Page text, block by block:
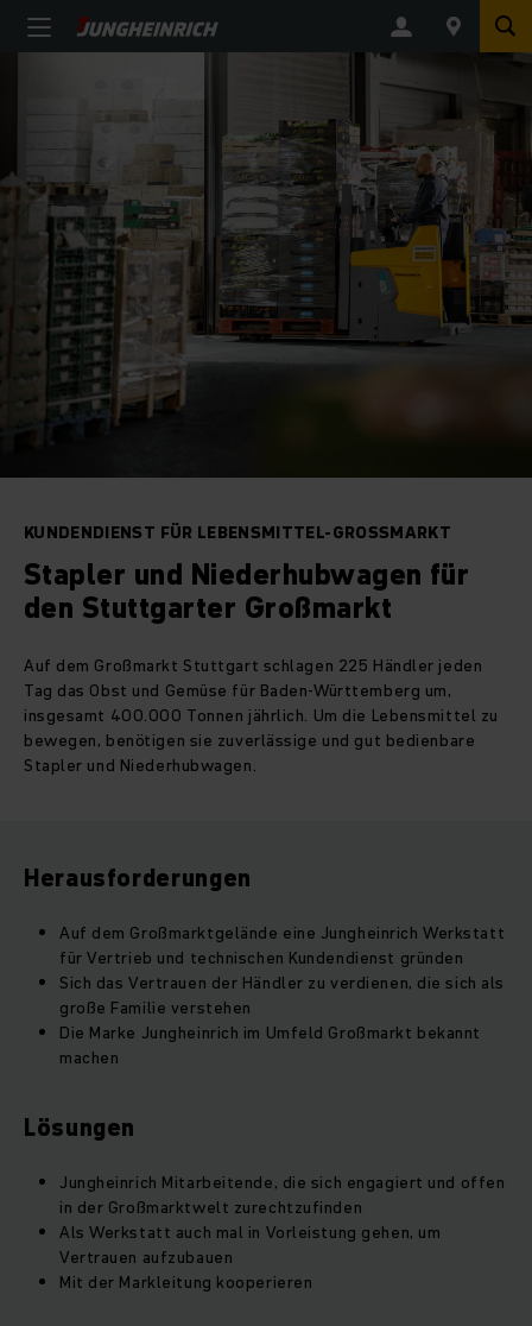
KUNDENDIENST FÜR LEBENSMITTEL-GROSSMARKT
Stapler und Niederhubwagen für
den Stuttgarter Großmarkt
Auf dem Großmarkt Stuttgart schlagen 225 Händler jeden
Tag das Obst und Gemüse für Baden-Württemberg um,
insgesamt 400.000 Tonnen jährlich. Um die Lebensmittel zu
bewegen, benötigen sie zuverlässige und gut bedienbare
Stapler und Niederhubwagen.
Herausforderungen
Auf dem Großmarktgelände eine Jungheinrich Werkstatt
für Vertrieb und technischen Kundendienst gründen
Sich das Vertrauen der Händler zu verdienen, die sich als
große Familie verstehen
Die Marke Jungheinrich im Umfeld Großmarkt bekannt
machen
Lösungen
Jungheinrich Mitarbeitende, die sich engagiert und offen
in der Großmarktwelt zurechtzufinden
Als Werkstatt auch mal in Vorleistung gehen, um
Vertrauen aufzubauen
Mit der Markleitung kooperieren